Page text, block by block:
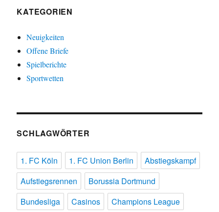
KATEGORIEN
Neuigkeiten
Offene Briefe
Spielberichte
Sportwetten
SCHLAGWÖRTER
1. FC Köln 1. FC Union Berlin
Abstiegskampf
Aufstiegsrennen
Borussia Dortmund
Bundesliga
Casinos
Champions League